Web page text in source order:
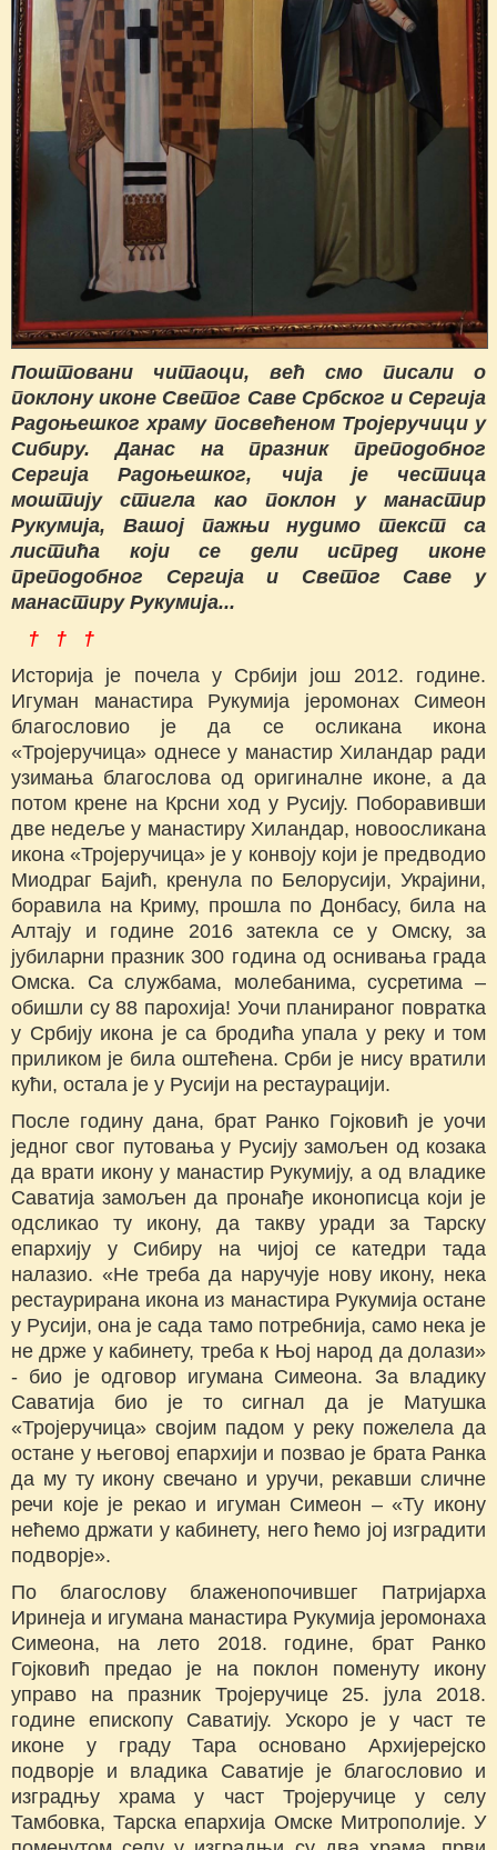
Поштовани читаоци, већ смо писали о
поклону иконе Светог Саве Србског и Сергија
Радоњешког храму посвећеном Тројеручици у
Сибиру. Данас на празник преподобног
Сергија Радоњешког, чија је честица
моштију стигла као поклон у манастир
Рукумија, Вашој пажњи нудимо текст са
листића који се дели испред иконе
преподобног Сергија и Светог Саве у
манастиру Рукумија...
† † †
Историја је почела у Србији још 2012. године.
Игуман манастира Рукумија јеромонах Симеон
благословио је да се осликана икона
«Тројеручица» однесе у манастир Хиландар ради
узимања благослова од оригиналне иконе, а да
потом крене на Крсни ход у Русију. Поборавивши
две недеље у манастиру Хиландар, новоосликана
икона «Тројеручица» је у конвоју који је предводио
Миодраг Бајић, кренула по Белорусији, Украјини,
боравила на Криму, прошла по Донбасу, била на
Алтају и године 2016 затекла се у Омску, за
јубиларни празник 300 година од оснивања града
Омска. Са службама, молебанима, сусретима –
обишли су 88 парохија! Уочи планираног повратка
у Србију икона је са бродића упала у реку и том
приликом је била оштећена. Срби је нису вратили
кући, остала је у Русији на рестаурацији.
После годину дана, брат Ранко Гојковић је уочи
једног свог путовања у Русију замољен од козака
да врати икону у манастир Рукумију, а од владике
Саватија замољен да пронађе иконописца који је
одсликао ту икону, да такву уради за Тарску
епархију у Сибиру на чијој се катедри тада
налазио. «Не треба да наручује нову икону, нека
рестаурирана икона из манастира Рукумија остане
у Русији, она је сада тамо потребнија, само нека је
не држе у кабинету, треба к Њој народ да долази»
- био је одговор игумана Симеона. За владику
Саватија био је то сигнал да је Матушка
«Тројеручица» својим падом у реку пожелела да
остане у његовој епархији и позвао је брата Ранка
да му ту икону свечано и уручи, рекавши сличне
речи које је рекао и игуман Симеон – «Ту икону
нећемо држати у кабинету, него ћемо јој изградити
подворје».
По благослову блаженопочившег Патријарха
Иринеја и игумана манастира Рукумија јеромонаха
Симеона, на лето 2018. године, брат Ранко
Гојковић предао је на поклон поменуту икону
управо на празник Тројеручице 25. јула 2018.
године епископу Саватију. Ускоро је у част те
иконе у граду Тара основано Архијерејско
подворје и владика Саватије је благословио и
изградњу храма у част Тројеручице у селу
Тамбовка, Тарска епархија Омске Митрополије. У